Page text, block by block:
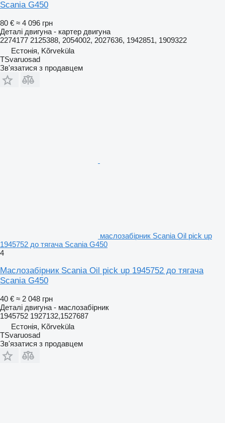
Scania G450
80 € ≈ 4 096 грн
Деталі двигуна - картер двигуна
2274177 2125388, 2054002, 2027636, 1942851, 1909322
Естонія, Kõrveküla
TSvaruosad
Зв'язатися з продавцем
маслозабірник Scania Oil pick up
1945752 до тягача Scania G450
4
Маслозабірник Scania Oil pick up 1945752 до тягача
Scania G450
40 € ≈ 2 048 грн
Деталі двигуна - маслозабірник
1945752 1927132,1527687
Естонія, Kõrveküla
TSvaruosad
Зв'язатися з продавцем